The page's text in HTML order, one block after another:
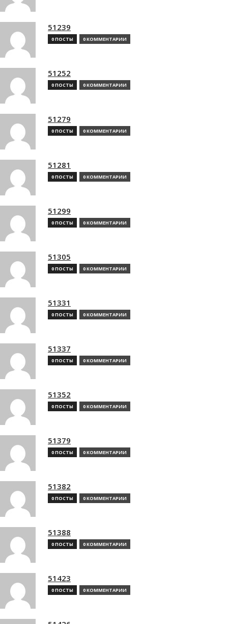
51239
0 ПОСТЫ 0 КОММЕНТАРИИ
51252
0 ПОСТЫ 0 КОММЕНТАРИИ
51279
0 ПОСТЫ 0 КОММЕНТАРИИ
51281
0 ПОСТЫ 0 КОММЕНТАРИИ
51299
0 ПОСТЫ 0 КОММЕНТАРИИ
51305
0 ПОСТЫ 0 КОММЕНТАРИИ
51331
0 ПОСТЫ 0 КОММЕНТАРИИ
51337
0 ПОСТЫ 0 КОММЕНТАРИИ
51352
0 ПОСТЫ 0 КОММЕНТАРИИ
51379
0 ПОСТЫ 0 КОММЕНТАРИИ
51382
0 ПОСТЫ 0 КОММЕНТАРИИ
51388
0 ПОСТЫ 0 КОММЕНТАРИИ
51423
0 ПОСТЫ 0 КОММЕНТАРИИ